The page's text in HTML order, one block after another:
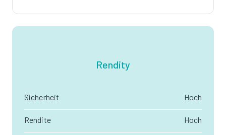
Rendity
Sicherheit Hoch
Rendite Hoch